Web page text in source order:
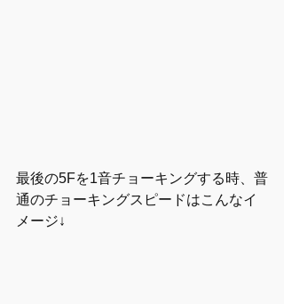
最後の5Fを1音チョーキングする時、普
通のチョーキングスピードはこんなイ
メージ↓